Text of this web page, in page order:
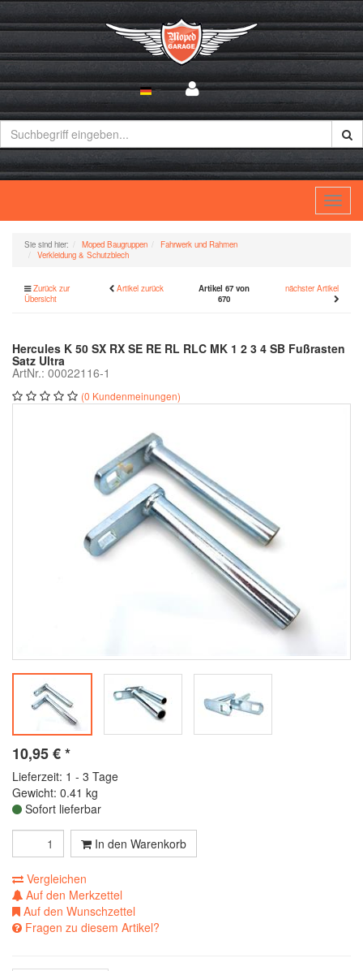
Sie sind hier: Moped Baugruppen
Fahrwerk und Rahmen
Verkleidung & Schutzblech
Zurück zur
Übersicht
Artikel zurück
Artikel 67 von
670
nächster Artikel
Hercules K 50 SX RX SE RE RL RLC MK 1 2 3 4 SB Fußrasten
Satz Ultra
ArtNr.: 00022116-1
(0 Kundenmeinungen)
10,95€*
Lieferzeit: 1 - 3 Tage
Gewicht: 0.41 kg
Sofort lieferbar
In den Warenkorb
Vergleichen
Auf den Merkzettel
Auf den Wunschzettel
Fragen zu diesem Artikel?